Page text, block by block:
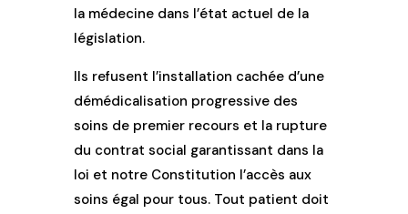
la médecine dans l’état actuel de la
législation.
Ils refusent l’installation cachée d’une
démédicalisation progressive des
soins de premier recours et la rupture
du contrat social garantissant dans la
loi et notre Constitution l’accès aux
soins égal pour tous. Tout patient doit